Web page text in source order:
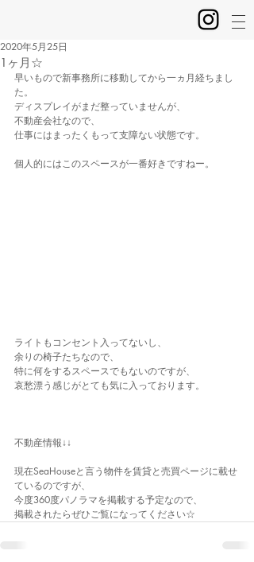
1ヶ月☆
2020年5月25日
早いもので新事務所に移動してから一ヵ月経ちまし
た。
ディスプレイがまだ整っていませんが、
不動産会社なので、
仕事にはまったくもって支障ない状態です。
個人的にはこのスペースが一番好きですねー。
ライトもコンセント入ってないし、
余りの椅子たちなので、
特に何をするスペースでもないのですが、
哀愁漂う感じがとても気に入っております。
不動産情報↓↓
現在SeaHouseと言う物件を賃貸と売買ページに載せ
ているのですが、
今度360度パノラマを掲載する予定なので、
掲載されたらぜひご覧になってください☆